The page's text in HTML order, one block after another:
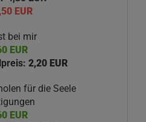
EUR
bei mir
EUR
2,20 EUR
für die Seele
EUR